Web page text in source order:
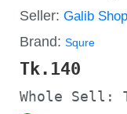
Seller: Galib Shop
Brand: Squre
Tk. 140
Whole Sell: